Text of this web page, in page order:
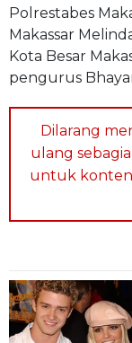
Polrestabes
Makassar
Kota Besar
pengurus
Dilarang
ulang
untuk konten